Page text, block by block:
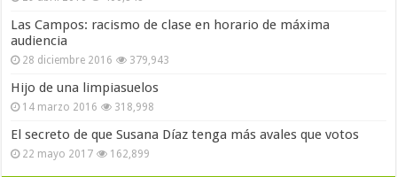
Las Campos: racismo de clase en horario de máxima
audiencia
28 diciembre 2016 379,943
Hijo de una limpiasuelos
14 marzo 2016 318,998
El secreto de que Susana Díaz tenga más avales que votos
22 mayo 2017 162,899